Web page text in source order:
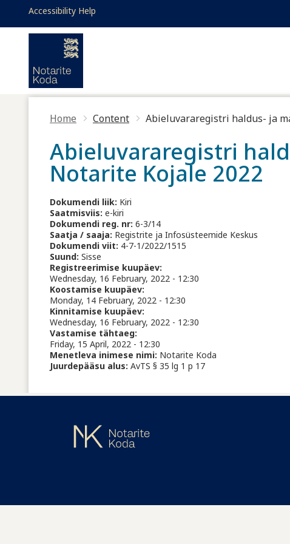
Skip to main content
Accessibility Help
Toggle high contrast
Accessibility Help
Home Content Abieluvararegistri haldus- ja
Abieluvararegistri
Notarite Kojale 2022
Dokumendi liik: Kiri
Saatmisviis: e-kiri
Dokumendi reg. nr: 6-3/14
Saatja / saaja: Registrite ja Infosüsteemide Keskus
Dokumendi viit: 4-7-1/2022/1515
Suund: Sisse
Registreerimise kuupäev:
Wednesday, 16 February, 2022 - 12:30
Koostamise kuupäev:
Monday, 14 February, 2022 - 12:30
Kinnitamise kuupäev:
Wednesday, 16 February, 2022 - 12:30
Vastamise tähtaeg:
Friday, 15 April, 2022 - 12:30
Menetleva inimese nimi: Notarite Koda
Juurdepääsu alus: AvTS § 35 lg 1 p 17